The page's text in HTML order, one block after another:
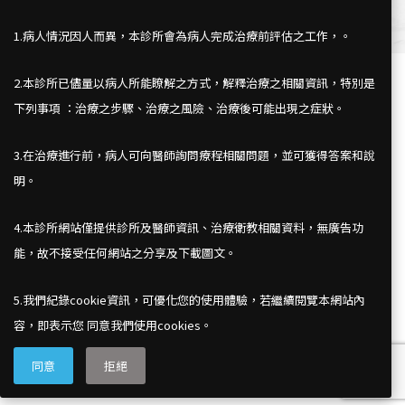
電話：(02) 2888-1154
傳真：(02) 2888-1156
1.病人情況因人而異，本診所會為病人完成治療前評估之工作，。
2.本診所已儘量以病人所能瞭解之方式，解釋治療之相關資訊，特別是
下列事項 ：治療之步驟、治療之風險、治療後可能出現之症狀。
3.在治療進行前，病人可向醫師詢問療程相關問題，並可獲得答案和說
明。
4.本診所網站僅提供診所及醫師資訊、治療衛教相關資料，無廣告功
能，故不接受任何網站之分享及下載圖文。
5.我們紀錄cookie資訊，可優化您的使用體驗，若繼續閱覽本網站內
容，即表示您 同意我們使用cookies。
同意 拒絕